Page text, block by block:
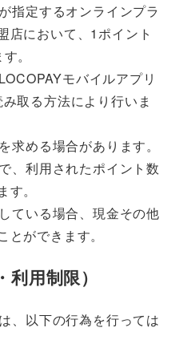
指定するオンラインプラ
店において、1ポイント
。
モバイルアプリ
取る方法により行いま
求める場合があります。
、利用されたポイント数
。
ている場合、現金その他
ができます。
用制限）
、以下の行為を行っては